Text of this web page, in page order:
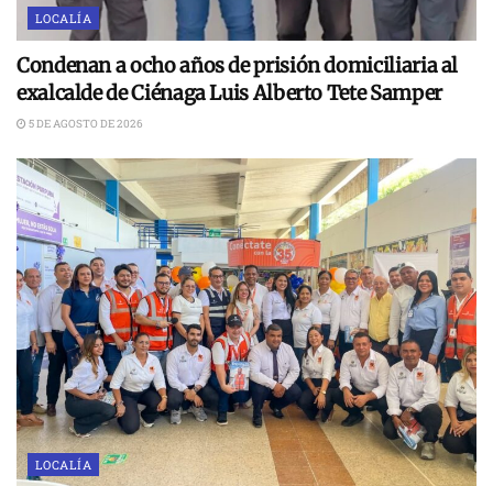
LOCALÍA
Condenan a ocho años de prisión domiciliaria al
exalcalde de Ciénaga Luis Alberto Tete Samper
5 DE AGOSTO DE 2026
LOCALÍA